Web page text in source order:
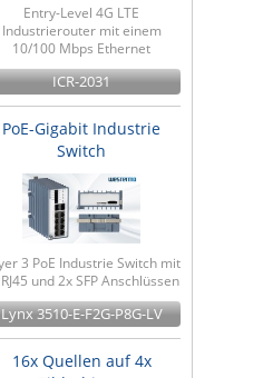
Entry-Level 4G LTE
Industrierouter mit einem
10/100 Mbps Ethernet
ICR-2031
PoE-Gigabit Industrie
Switch
3 PoE Industrie Switch mit
und 2x SFP Anschlüssen
Lynx 3510-E-F2G-P8G-LV
16x Quellen auf 4x